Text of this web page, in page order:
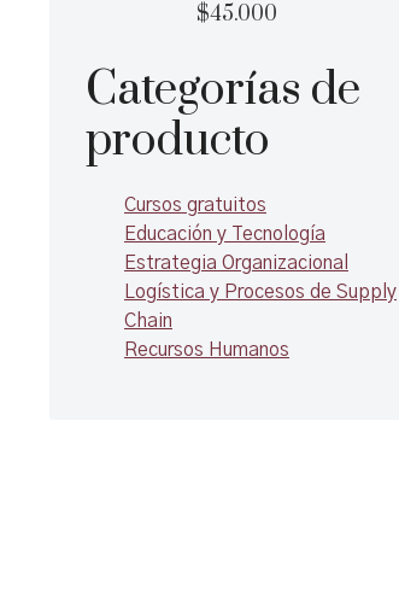
$45.000
Categorías de
producto
Cursos gratuitos
Educación y Tecnología
Estrategia Organizacional
Logística y Procesos de Supply
Chain
Recursos Humanos